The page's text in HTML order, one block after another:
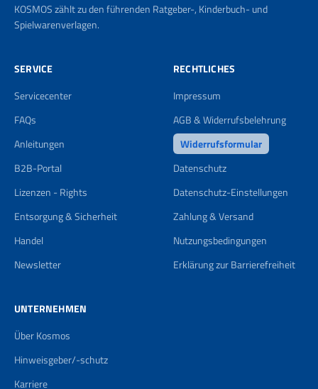
KOSMOS zählt zu den führenden Ratgeber-, Kinderbuch- und
Spielwarenverlagen.
SERVICE
Servicecenter
FAQs
Anleitungen
B2B-Portal
Lizenzen - Rights
Entsorgung & Sicherheit
Handel
Newsletter
RECHTLICHES
Impressum
AGB & Widerrufsbelehrung
Widerrufsformular
Datenschutz
Datenschutz-Einstellungen
Zahlung & Versand
Nutzungsbedingungen
Erklärung zur Barrierefreiheit
UNTERNEHMEN
Über Kosmos
Hinweisgeber/-schutz
Karriere